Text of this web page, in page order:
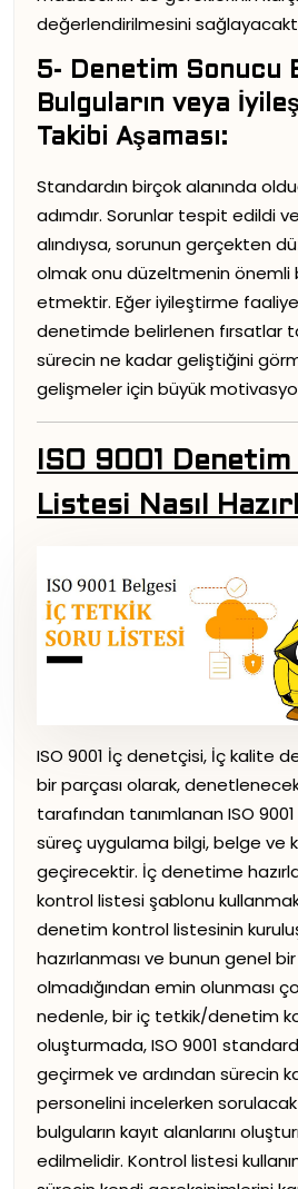
değerlendirilmesini
5- Denetim Sonucu
Bulguların veya
Takibi Aşaması:
Standardın birçok alanında
adımdır. Sorunlar tespit edildi
alındıysa, sorunun gerçekten
olmak onu düzeltmenin önemli
etmektir. Eğer iyileştirme
denetimde belirlenen fırsatlar
sürecin ne kadar geliştiğini
gelişmeler için büyük
ISO 9001
Listesi Nasıl
ISO 9001 İç denetçisi, İç kalite
bir parçası olarak,
tarafından tanımlanan ISO
süreç uygulama bilgi, belge ve
geçirecektir. İç denetime
kontrol listesi şablonu
denetim kontrol listesinin
hazırlanması ve bunun genel
olmadığından emin olunması
nedenle, bir iç tetkik/denetim
oluşturmada, ISO 9001
geçirmek ve ardından sürecin
personelini incelerken
bulguların kayıt alanlarını
edilmelidir. Kontrol listesi